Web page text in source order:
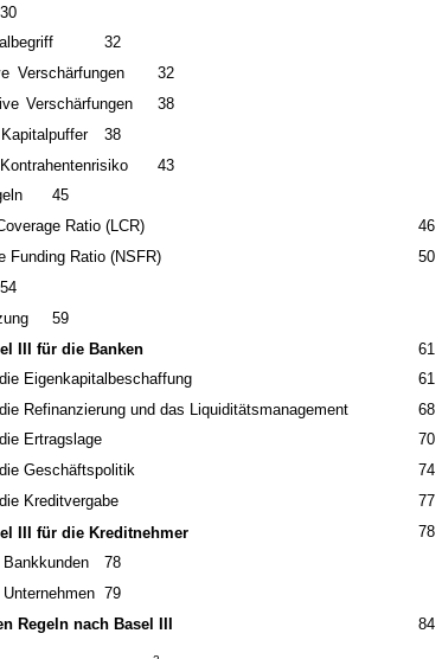
30
32
Verschärfungen
32
Verschärfungen
38
Kapitalpuffer
38
Kontrahentenrisiko
43
45
Ratio (LCR)
46
Funding Ratio (NSFR)
50
54
59
III für die Banken
61
Eigenkapitalbeschaffung
61
Refinanzierung und das Liquiditätsmanagement
68
Ertragslage
70
Geschäftspolitik
74
Kreditvergabe
77
III für die Kreditnehmer
78
Bankkunden
78
Unternehmen 79
Regeln nach Basel III
84